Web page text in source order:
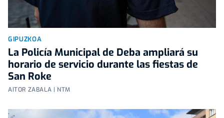
GIPUZKOA
La Policía Municipal de Deba ampliará su
horario de servicio durante las fiestas de
San Roke
AITOR ZABALA | NTM